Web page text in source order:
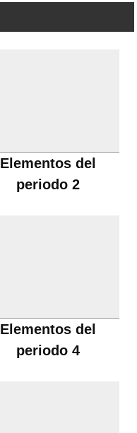
Elementos del
periodo 2
Elementos del
periodo 4